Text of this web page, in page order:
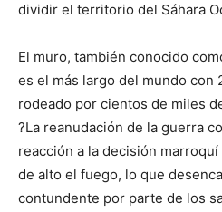
dividir el territorio del Sáhara
El muro, también conocido
es el más largo del mundo con
rodeado por cientos de miles
?La reanudación de la guerra
reacción a la decisión
de alto el fuego, lo que
contundente por parte de los